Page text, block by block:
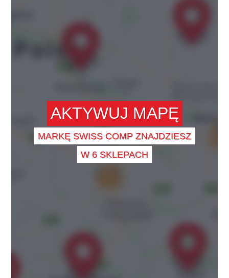
AKTYWUJ MAPĘ
MARKĘ SWISS COMP ZNAJDZIESZ
W 6 SKLEPACH